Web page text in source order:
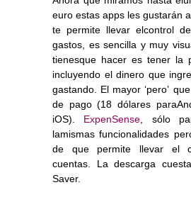
euro estas apps les gustarán
te permite llevar elcontrol
gastos, es sencilla y muy
tienesque hacer es tener la
incluyendo el dinero que
gastando. El mayor ‘pero’
de pago (18 dólares
iOS). ExpenSense , sólo
lamismas funcionalidades
de que permite llevar el
cuentas. La descarga
Saver.